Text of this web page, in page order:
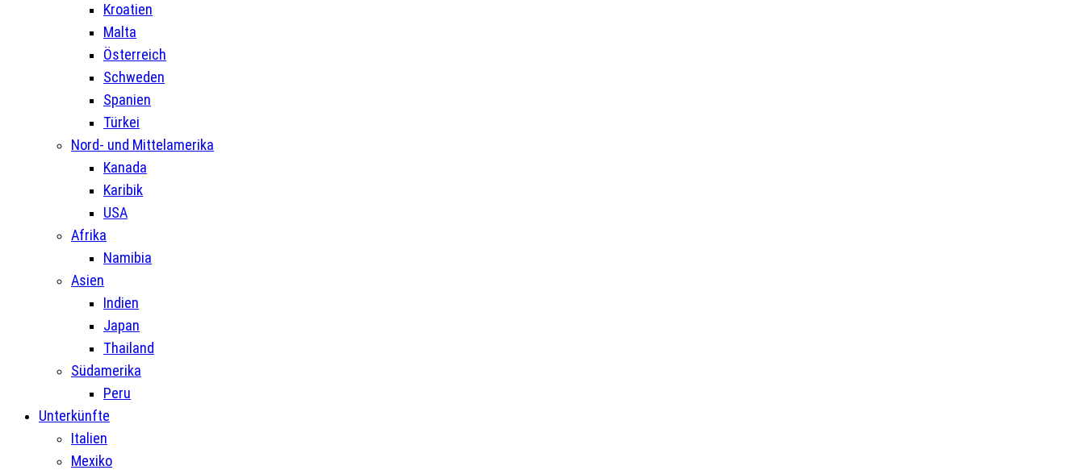
Kroatien
Malta
Österreich
Schweden
Spanien
Türkei
Nord- und Mittelamerika
Kanada
Karibik
USA
Afrika
Namibia
Asien
Indien
Japan
Thailand
Südamerika
Peru
Unterkünfte
Italien
Mexiko